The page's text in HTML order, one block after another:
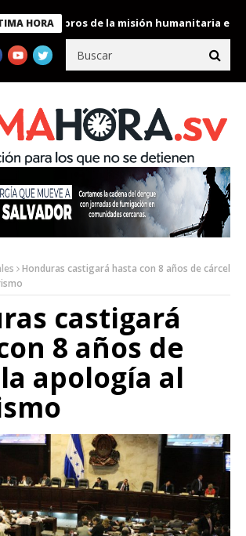
HORA
miembros de la misión humanitaria enviada
Honduras castigará hasta con 8 años de cárcel
castigará
8 años de
apología al